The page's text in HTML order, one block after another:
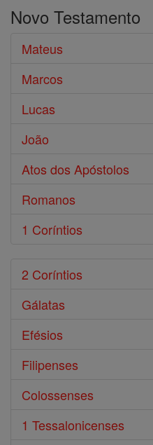
Bíblia
Novo Testamento
Mateus
Marcos
Lucas
João
Atos dos Apóstolos
Romanos
1 Coríntios
2 Coríntios
Gálatas
Efésios
Filipenses
Colossenses
1 Tessalonicenses